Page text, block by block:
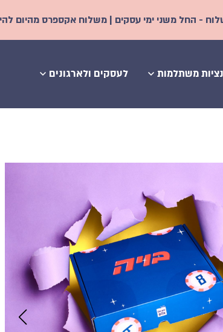
| משלוח אקספרס מהיום להיום/מחר כמעט לכל
משתלמות לעסקים ולארגונים